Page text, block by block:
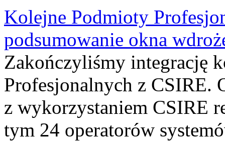
Kolejne Podmioty
podsumowanie okna
Zakończyliśmy integrację
Profesjonalnych z CSIRE.
z wykorzystaniem CSIRE
tym 24 operatorów